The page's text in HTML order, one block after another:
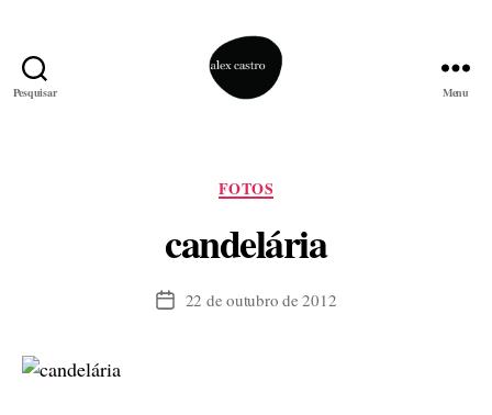
Pesquisar Menu
Categorias
FOTOS
candelária
Data22 de outubro de 2012